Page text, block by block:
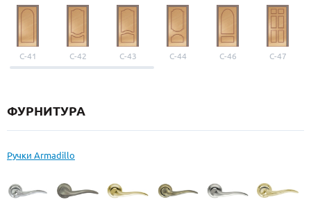
С-41 С-42 С-43 С-44 С-46 С-47
ФУРНИТУРА
Ручки Armadillo